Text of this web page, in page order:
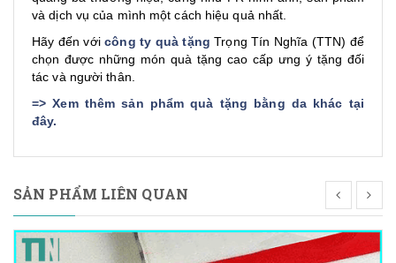
và dịch vụ của mình một cách hiệu quả nhất.
Hãy đến vớicông ty quà tặng Trọng Tín Nghĩa (TTN) để
chọn được những món quà tặng cao cấp ưng ý tặng đối
tác và người thân.
=>Xem thêm sản phẩm quà tặng bằng da khác tại
đây.
SẢN PHẨM LIÊN QUAN